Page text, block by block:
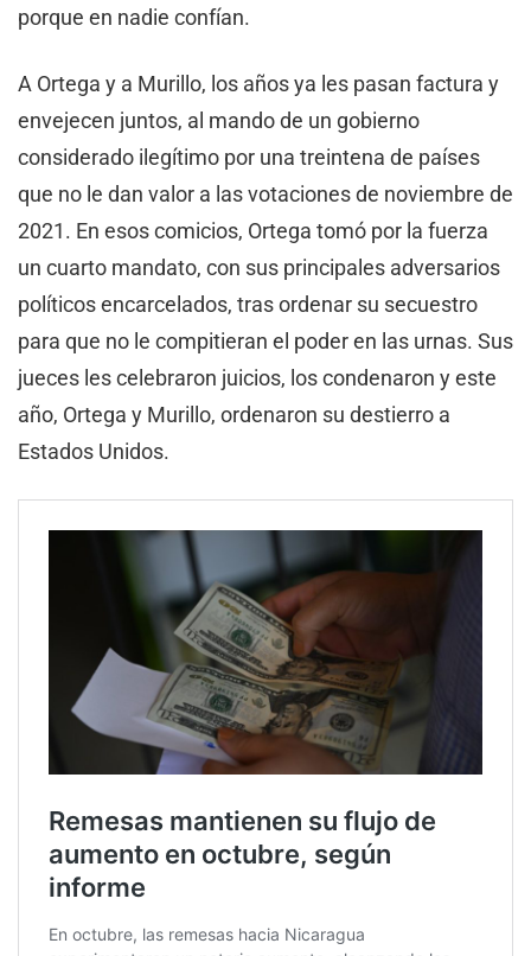
porque en nadie confían.
A Ortega y a Murillo, los años ya les pasan factura y
envejecen juntos, al mando de un gobierno
considerado ilegítimo por una treintena de países
que no le dan valor a las votaciones de noviembre de
2021. En esos comicios, Ortega tomó por la fuerza
un cuarto mandato, con sus principales adversarios
políticos encarcelados, tras ordenar su secuestro
para que no le compitieran el poder en las urnas. Sus
jueces les celebraron juicios, los condenaron y este
año, Ortega y Murillo, ordenaron su destierro a
Estados Unidos.